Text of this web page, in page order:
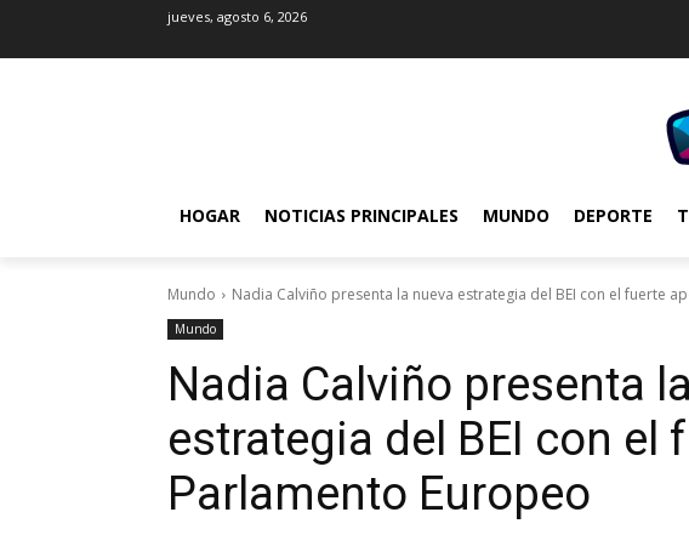
jueves, agosto 6, 2026
HOGAR NOTICIAS PRINCIPALES MUNDO DEPORTE
Mundo Nadia Calviño presenta la nueva estrategia del BEI con el fuerte
Mundo
Nadia Calviño presenta
estrategia del BEI con el
Parlamento Europeo